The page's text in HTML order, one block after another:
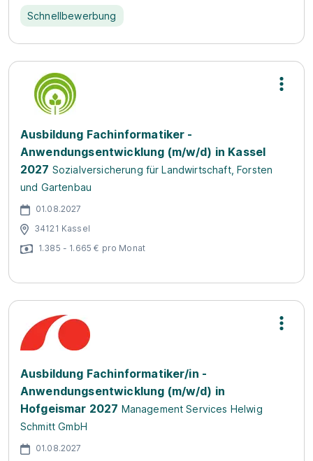
Schnellbewerbung
Ausbildung Fachinformatiker -
Anwendungsentwicklung (m/w/d) in Kassel
2027 Sozialversicherung für Landwirtschaft, Forsten
und Gartenbau
01.08.2027
34121 Kassel
1.385 - 1.665 € pro Monat
Ausbildung Fachinformatiker/in -
Anwendungsentwicklung (m/w/d) in
Hofgeismar 2027 Management Services Helwig
Schmitt GmbH
01.08.2027